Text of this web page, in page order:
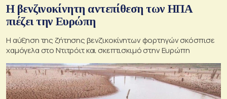
Η βενζινοκίνητη αντεπίθεση των ΗΠΑ
πιέζει την Ευρώπη
Η αύξηση της ζήτησης βενζικοκίνητων φορτηγών σκόσπισε
χαμόγελα στο Ντιτρόιτ και σκεπτισκιμό στην Ευρώπη